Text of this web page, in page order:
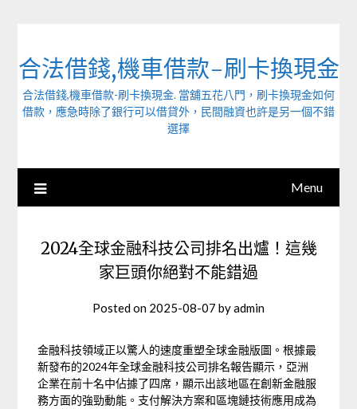
合法借錢,機車借款-刷卡換現金
合法借錢,機車借款-刷卡換現金. 當舖五花八門，刷卡換現金如何
借款，應急時除了銀行可以借貸外，民間融資也許是另一個不錯
選擇
Menu
2024全球金融科技公司排名出爐！這幾
家巨頭你絕對不能錯過
Posted on 2025-08-07 byadmin
金融科技領域正以驚人的速度重塑全球金融版圖。根據最
新發布的2024年全球金融科技公司排名報告顯示，亞洲
企業在前十名中佔據了四席，顯示出該地區在創新金融服
務方面的強勁動能。支付解決方案和區塊鏈技術應用成為